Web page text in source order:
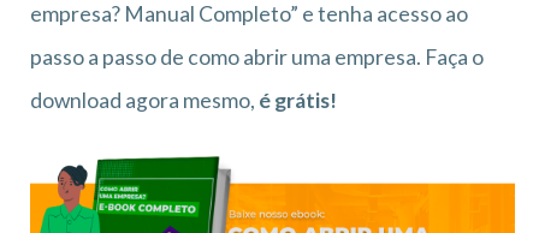
empresa? Manual Completo” e tenha acesso ao
passo a passo de como abrir uma empresa. Faça o
download agora mesmo, é grátis!